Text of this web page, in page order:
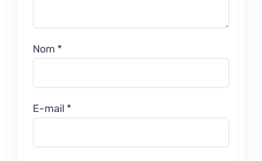
Nom *
E-mail *